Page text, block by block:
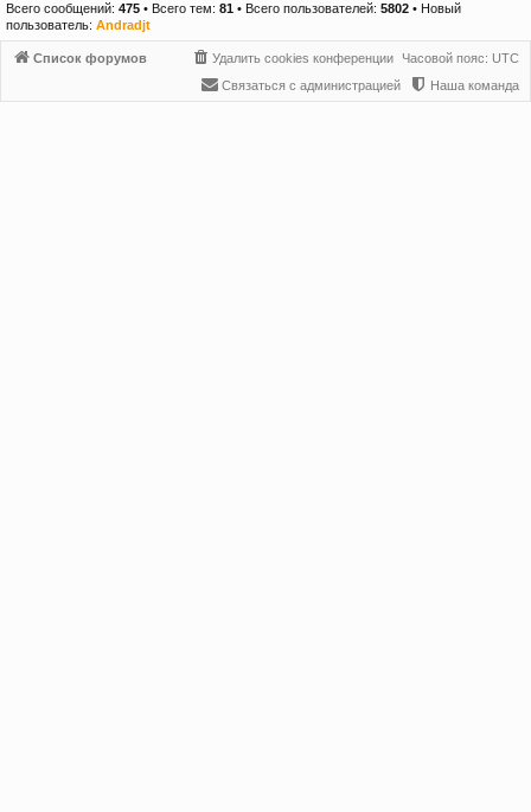
Всего сообщений: 475 • Всего тем: 81 • Всего пользователей: 5802 • Новый
пользователь: Andradjt
Список форумов Часовой пояс: UTC
Удалить cookies конференции
Наша команда
Связаться с администрацией